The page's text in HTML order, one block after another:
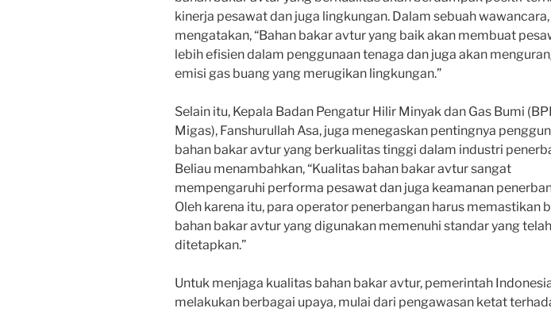
kinerja pesawat dan juga lingkungan. Dalam sebuah
mengatakan, “Bahan bakar avtur yang baik akan membuat
lebih efisien dalam penggunaan tenaga dan juga akan
emisi gas buang yang merugikan lingkungan.”
Selain itu, Kepala Badan Pengatur Hilir Minyak dan Gas Bumi
Migas), Fanshurullah Asa, juga menegaskan pentingnya
bahan bakar avtur yang berkualitas tinggi dalam industri
Beliau menambahkan, “Kualitas bahan bakar avtur sangat
mempengaruhi performa pesawat dan juga keamanan
Oleh karena itu, para operator penerbangan harus memastikan
bahan bakar avtur yang digunakan memenuhi standar yang telah
ditetapkan.”
Untuk menjaga kualitas bahan bakar avtur, pemerintah
melakukan berbagai upaya, mulai dari pengawasan ketat